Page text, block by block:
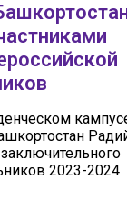
2023-2024